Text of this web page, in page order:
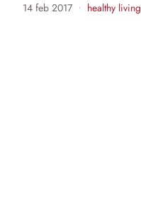
14 feb 2017 • healthy living